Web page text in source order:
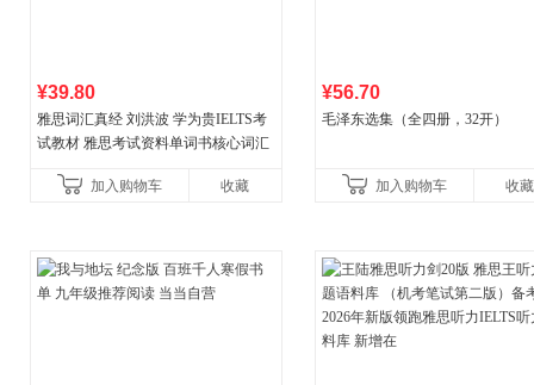
¥39.80
雅思词汇真经 刘洪波 学为贵IELTS考
试教材 雅思考试资料单词书核心词汇
加入购物车
收藏
¥56.70
毛泽东选集（全四册，32开）
加入购物车 收藏